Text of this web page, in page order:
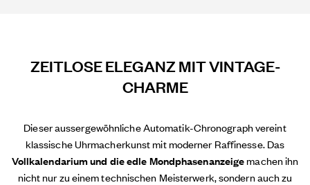
ZEITLOSE ELEGANZ MIT VINTAGE-
CHARME
Dieser aussergewöhnliche Automatik-Chronograph vereint
klassische Uhrmacherkunst mit moderner Raffinesse. Das
Vollkalendarium und die edle Mondphasenanzeigemachen ihn
nicht nur zu einem technischen Meisterwerk, sondern auch zu